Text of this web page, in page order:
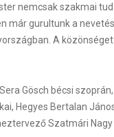
nemcsak szakmai
már gurultunk a
A
Gösch bécsi
Hegyes Bertalan
Szatmári Nagy